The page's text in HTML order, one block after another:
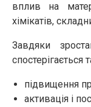
вплив на
хімікатів,
Завдяки
спостерігається
підвищення
активація і